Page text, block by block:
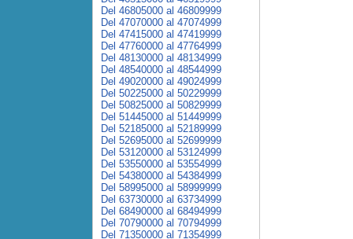
Del 46805000 al 46809999
Del 47070000 al 47074999
Del 47415000 al 47419999
Del 47760000 al 47764999
Del 48130000 al 48134999
Del 48540000 al 48544999
Del 49020000 al 49024999
Del 50225000 al 50229999
Del 50825000 al 50829999
Del 51445000 al 51449999
Del 52185000 al 52189999
Del 52695000 al 52699999
Del 53120000 al 53124999
Del 53550000 al 53554999
Del 54380000 al 54384999
Del 58995000 al 58999999
Del 63730000 al 63734999
Del 68490000 al 68494999
Del 70790000 al 70794999
Del 71350000 al 71354999